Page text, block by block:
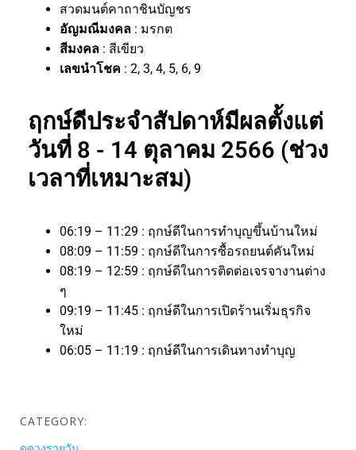
สวดมนต์คาถาชินบัญชร
อัญมณีมงคล : มรกต
สีมงคล : สีเขียว
เลขนำโชค : 2, 3, 4, 5, 6, 9
ฤกษ์ดีประจำสัปดาห์มีผลตั้งแต่
วันที่ 8 - 14 ตุลาคม 2566 (ช่วง
เวลาที่เหมาะสม)
06:19 – 11:29 : ฤกษ์ดีในการทำบุญขึ้นบ้านใหม่
08:09 – 11:59 : ฤกษ์ดีในการซื้อรถยนต์คันใหม่
08:19 – 12:59 : ฤกษ์ดีในการติดต่อเจรจางานต่าง
ๆ
09:19 – 11:45 : ฤกษ์ดีในการเปิดร้านเริ่มธุรกิจ
ใหม่
06:05 – 11:19 : ฤกษ์ดีในการเดินทางทำบุญ
CATEGORY: